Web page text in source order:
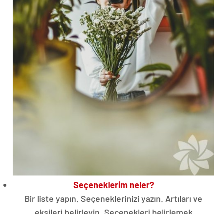
Seçeneklerim neler?
Bir liste yapın. Seçeneklerinizi yazın. Artıları ve